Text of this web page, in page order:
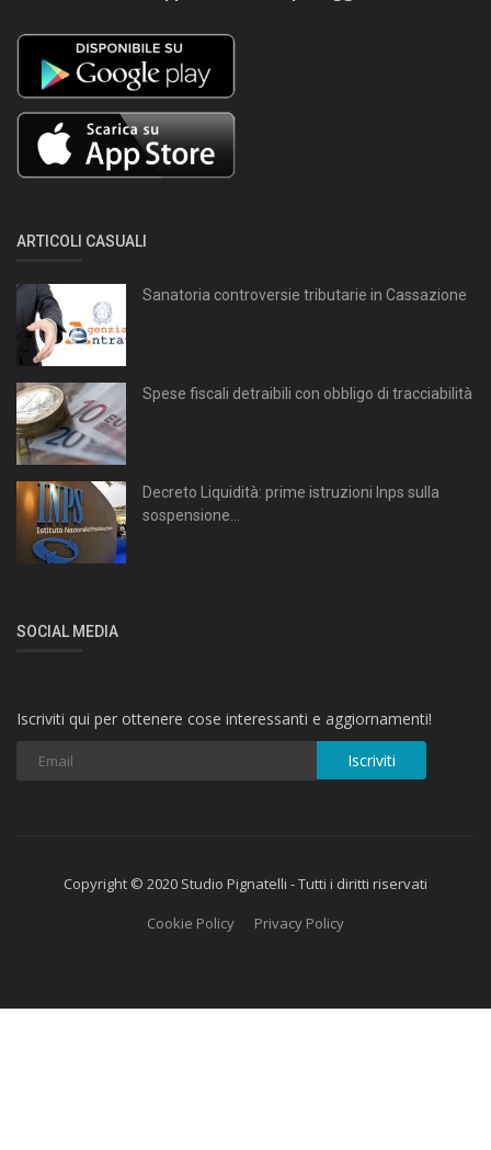
ARTICOLI CASUALI
Sanatoria controversie tributarie in Cassazione
Spese fiscali detraibili con obbligo di tracciabilità
Decreto Liquidità: prime istruzioni Inps sulla
sospensione...
SOCIAL MEDIA
Iscriviti qui per ottenere cose interessanti e aggiornamenti!
Iscriviti
Copyright © 2020 Studio Pignatelli - Tutti i diritti riservati
Cookie Policy
Privacy Policy